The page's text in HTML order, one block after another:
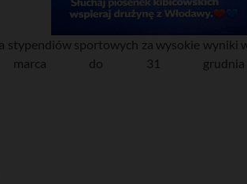
stypendiów sportowych za wysokie wyniki
1 marca do 31